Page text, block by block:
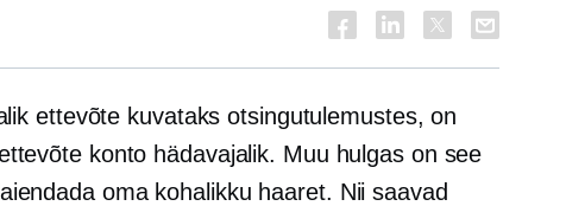
ettevõte kuvataks otsingutulemustes, on
konto hädavajalik. Muu hulgas on see
oma kohalikku haaret. Nii saavad